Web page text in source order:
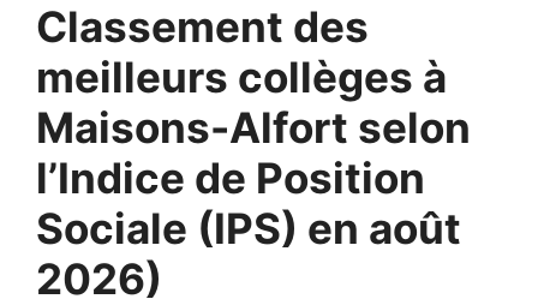
Classement des
meilleurs collèges à
Maisons-Alfort selon
l’Indice de Position
Sociale (IPS) en août
2026)